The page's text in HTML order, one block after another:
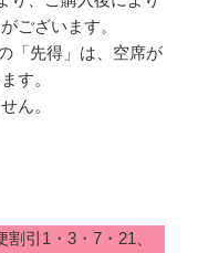
ございます。
「先得」は、空席が
す。
ん。
引1・3・7・21、